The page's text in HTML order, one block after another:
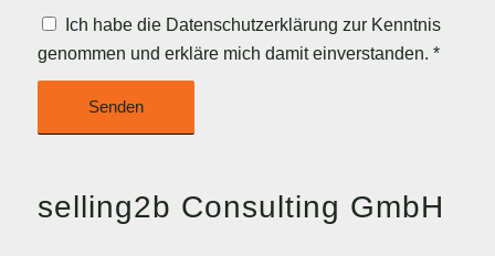
Ich habe die Datenschutzerklärung zur Kenntnis
genommen und erkläre mich damit einverstanden. *
selling2b Consulting GmbH